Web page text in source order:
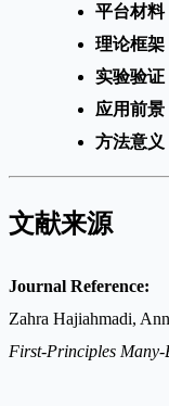
平台材料
理论框架
实验验证
应用前景
方法意义
文献来源
Journal Reference:
Zahra Hajiahmadi,
First-Principles